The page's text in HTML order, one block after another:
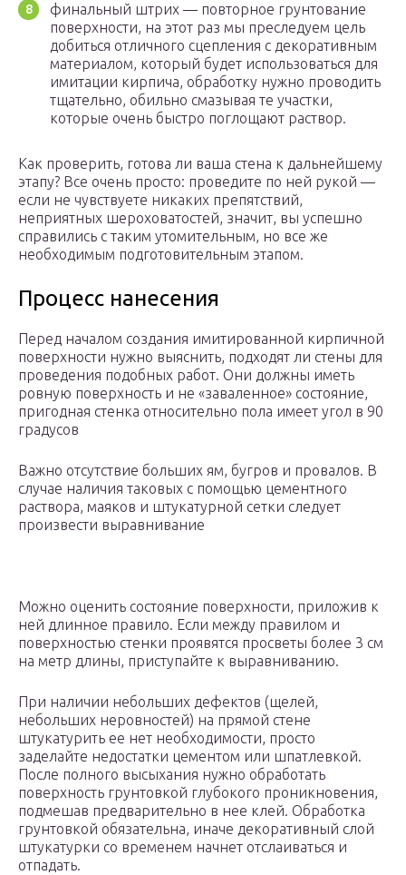
финальный штрих — повторное грунтование
поверхности, на этот раз мы преследуем цель
добиться отличного сцепления с декоративным
материалом, который будет использоваться для
имитации кирпича, обработку нужно проводить
тщательно, обильно смазывая те участки,
которые очень быстро поглощают раствор.
Как проверить, готова ли ваша стена к дальнейшему
этапу? Все очень просто: проведите по ней рукой —
если не чувствуете никаких препятствий,
неприятных шероховатостей, значит, вы успешно
справились с таким утомительным, но все же
необходимым подготовительным этапом.
Процесс нанесения
Перед началом создания имитированной кирпичной
поверхности нужно выяснить, подходят ли стены для
проведения подобных работ. Они должны иметь
ровную поверхность и не «заваленное» состояние,
пригодная стенка относительно пола имеет угол в 90
градусов
Важно отсутствие больших ям, бугров и провалов. В
случае наличия таковых с помощью цементного
раствора, маяков и штукатурной сетки следует
произвести выравнивание
Можно оценить состояние поверхности, приложив к
ней длинное правило. Если между правилом и
поверхностью стенки проявятся просветы более 3 см
на метр длины, приступайте к выравниванию.
При наличии небольших дефектов (щелей,
небольших неровностей) на прямой стене
штукатурить ее нет необходимости, просто
заделайте недостатки цементом или шпатлевкой.
После полного высыхания нужно обработать
поверхность грунтовкой глубокого проникновения,
подмешав предварительно в нее клей. Обработка
грунтовкой обязательна, иначе декоративный слой
штукатурки со временем начнет отслаиваться и
отпадать.